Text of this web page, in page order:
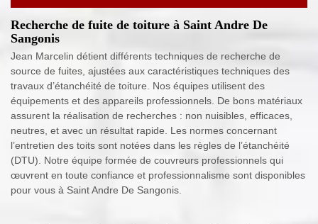
Recherche de fuite de toiture à Saint Andre De
Sangonis
Jean Marcelin détient différents techniques de recherche de
source de fuites, ajustées aux caractéristiques techniques des
travaux d’étanchéité de toiture. Nos équipes utilisent des
équipements et des appareils professionnels. De bons matériaux
assurent la réalisation de recherches : non nuisibles, efficaces,
neutres, et avec un résultat rapide. Les normes concernant
l’entretien des toits sont notées dans les règles de l’étanchéité
(DTU). Notre équipe formée de couvreurs professionnels qui
œuvrent en toute confiance et professionnalisme sont disponibles
pour vous à Saint Andre De Sangonis.